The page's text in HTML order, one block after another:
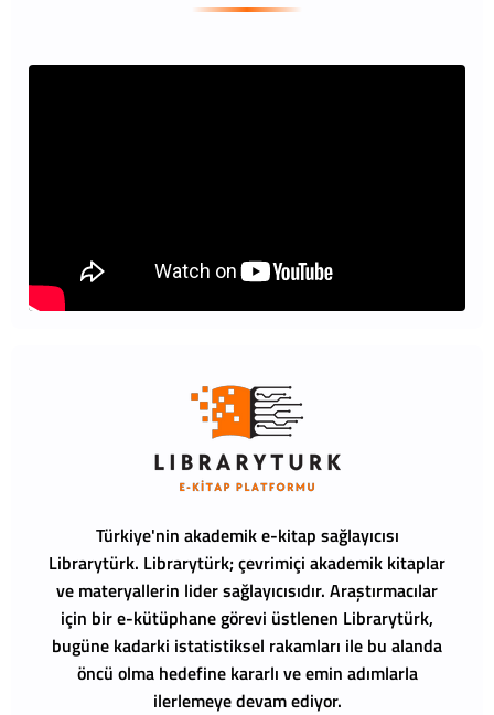
Türkiye'nin akademik e-kitap sağlayıcısı
Librarytürk. Librarytürk; çevrimiçi akademik kitaplar
ve materyallerin lider sağlayıcısıdır. Araştırmacılar
için bir e-kütüphane görevi üstlenen Librarytürk,
bugüne kadarki istatistiksel rakamları ile bu alanda
öncü olma hedefine kararlı ve emin adımlarla
ilerlemeye devam ediyor.